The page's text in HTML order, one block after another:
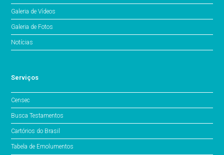
Galeria de Vídeos
Galeria de Fotos
Notícias
Serviços
Censec
Busca Testamentos
Cartórios do Brasil
Tabela de Emolumentos